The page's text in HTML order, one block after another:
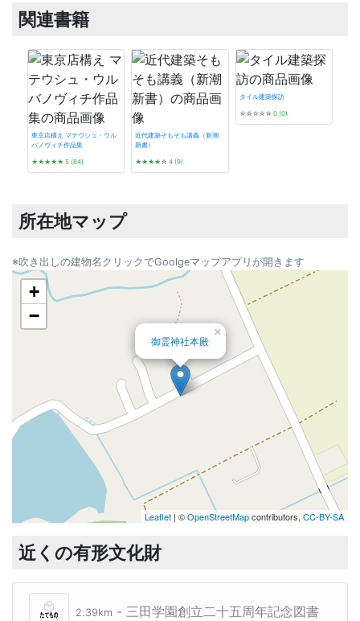
関連書籍
東京店構え マテウシュ・ウル
バノヴィチ作品集
★★★★★ 5 (84)
近代建築そもそも講義（新潮
新書）
★★★★☆ 4 (9)
タイル建築探訪
☆☆☆☆☆ 0 (0)
所在地マップ
※吹き出しの建物名クリックでGoolgeマップアプリが開きます
御霊神社本殿
×
+
−
Leaflet | ©OpenStreetMapcontributors, CC-BY-SA
近くの有形文化財
2.39km - 三田学園創立二十五周年記念図書